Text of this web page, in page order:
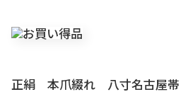
正絹 本爪綴れ 八寸名古屋